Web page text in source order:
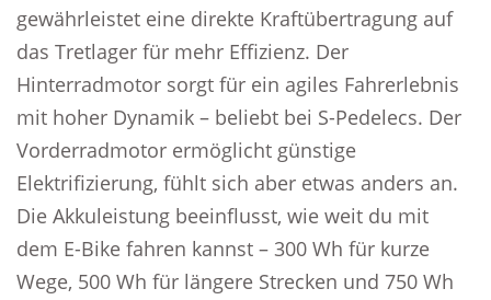
gewährleistet eine direkte Kraftübertragung auf
das Tretlager für mehr Effizienz. Der
Hinterradmotor sorgt für ein agiles Fahrerlebnis
mit hoher Dynamik – beliebt bei S-Pedelecs. Der
Vorderradmotor ermöglicht günstige
Elektrifizierung, fühlt sich aber etwas anders an.
Die Akkuleistung beeinflusst, wie weit du mit
dem E-Bike fahren kannst – 300 Wh für kurze
Wege, 500 Wh für längere Strecken und 750 Wh